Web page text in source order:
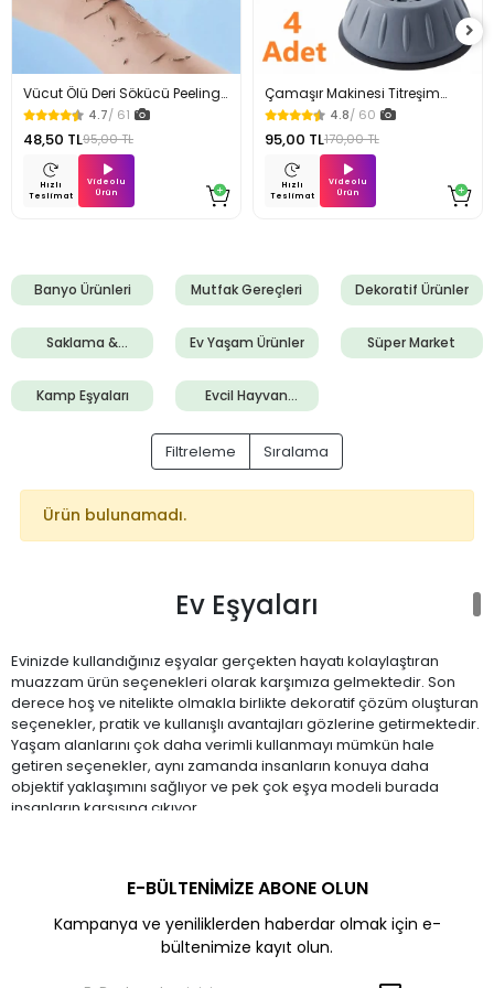
Vücut Ölü Deri Sökücü Peeling
Banyo Duş Süngeri
4.7/ 61
48,50 TL95,00 TL
Hızlı
Teslimat
Videolu
Ürün
Çamaşır Makinesi Titreşim
Engelleyici Stoper 4Lü
4.8/ 60
95,00 TL170,00 TL
Hızlı
Teslimat
Videolu
Ürün
Banyo Ürünleri Mutfak Gereçleri Dekoratif Ürünler
Saklama &
Düzenleme
Ürünleri
Ev Yaşam Ürünler Süper Market
Kamp Eşyaları
Evcil Hayvan
Ürünleri
Filtreleme Sıralama
Ürün bulunamadı.
Ev Eşyaları
Evinizde kullandığınız eşyalar gerçekten hayatı kolaylaştıran
muazzam ürün seçenekleri olarak karşımıza gelmektedir. Son
derece hoş ve nitelikte olmakla birlikte dekoratif çözüm oluşturan
seçenekler, pratik ve kullanışlı avantajları gözlerine getirmektedir.
Yaşam alanlarını çok daha verimli kullanmayı mümkün hale
getiren seçenekler, aynı zamanda insanların konuya daha
objektif yaklaşımını sağlıyor ve pek çok eşya modeli burada
insanların karşısına çıkıyor.
kolaylaştırıyor ve size gerçekten büyük katkılar sağlıyor. Göz
mutfak ve diğer noktalarda işinizi çok kolay hale getirmektedir.
Her biri özenle tasarlanmış ürün tercihleri, yaşam standartlarını
E-BÜLTENİMİZE ABONE OLUN
Kampanya ve yeniliklerden haberdar olmak için e-
bültenimize kayıt olun.